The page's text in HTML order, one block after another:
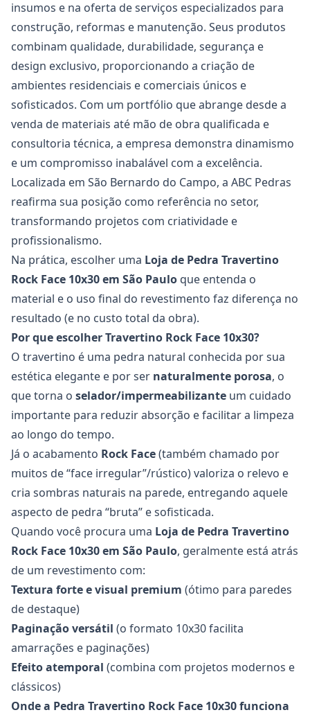
insumos e na oferta de serviços especializados para
construção, reformas e manutenção. Seus produtos
combinam qualidade, durabilidade, segurança e
design exclusivo, proporcionando a criação de
ambientes residenciais e comerciais únicos e
sofisticados. Com um portfólio que abrange desde a
venda de materiais até mão de obra qualificada e
consultoria técnica, a empresa demonstra dinamismo
e um compromisso inabalável com a excelência.
Localizada em São Bernardo do Campo, a ABC Pedras
reafirma sua posição como referência no setor,
transformando projetos com criatividade e
profissionalismo.
Na prática, escolher uma Loja de Pedra Travertino
Rock Face 10x30em São Paulo que entenda o
material e o uso final do revestimento faz diferença no
resultado (e no custo total da obra).
Por que escolher Travertino Rock Face 10x30?
O travertino é uma pedra natural conhecida por sua
estética elegante e por ser naturalmente porosa, o
que torna o selador/impermeabilizante um cuidado
importante para reduzir absorção e facilitar a limpeza
ao longo do tempo.
Já o acabamento Rock Face(também chamado por
muitos de “face irregular”/rústico) valoriza o relevo e
cria sombras naturais na parede, entregando aquele
aspecto de pedra “bruta” e sofisticada.
Quando você procura uma Loja de Pedra Travertino
Rock Face 10x30em São Paulo, geralmente está atrás
de um revestimento com:
Textura forte e visual premium (ótimo para paredes
de destaque)
Paginação versátil (o formato 10x30 facilita
amarrações e paginações)
Efeito atemporal (combina com projetos modernos e
clássicos)
Onde a Pedra Travertino Rock Face 10x30 funciona